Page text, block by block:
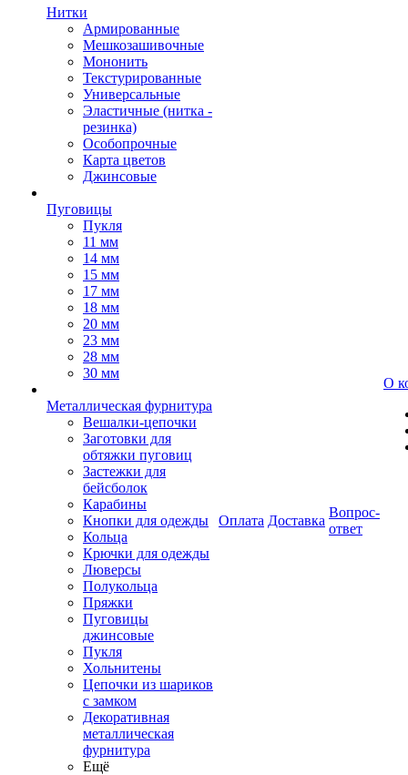
Нитки
Армированные
Мешкозашивочные
Мононить
Текстурированные
Универсальные
Эластичные (нитка -
резинка)
Особопрочные
Карта цветов
Джинсовые
Пуговицы
Пукля
11 мм
14 мм
15 мм
17 мм
18 мм
20 мм
23 мм
28 мм
30 мм
Металлическая фурнитура
Вешалки-цепочки
Заготовки для
обтяжки пуговиц
Застежки для
бейсболок
Карабины
Кнопки для одежды
Кольца
Крючки для одежды
Люверсы
Полукольца
Пряжки
Пуговицы
джинсовые
Пукля
Хольнитены
Цепочки из шариков
с замком
Декоративная
металлическая
фурнитура
Ещё
Оплата Доставка
Вопрос-
ответ
О